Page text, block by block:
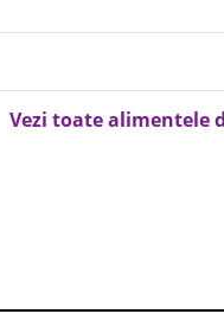
Vezi toate alimentele